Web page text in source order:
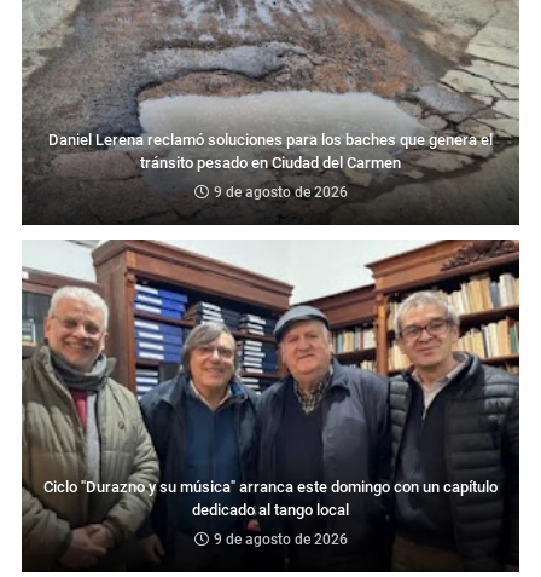
Daniel Lerena reclamó soluciones para los baches que genera el
tránsito pesado en Ciudad del Carmen
9 de agosto de 2026
Ciclo "Durazno y su música" arranca este domingo con un capítulo
dedicado al tango local
9 de agosto de 2026